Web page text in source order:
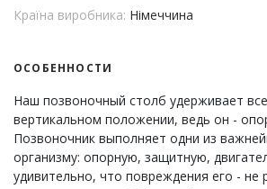
Країна виробника: Німеччина
ОСОБЕННОСТИ
Наш позвоночный столб удерживает
вертикальном положении, ведь он -
Позвоночник выполняет одни из
организму: опорную, защитную,
удивительно, что повреждения его - не